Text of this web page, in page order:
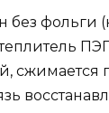
без фольги
сжимается